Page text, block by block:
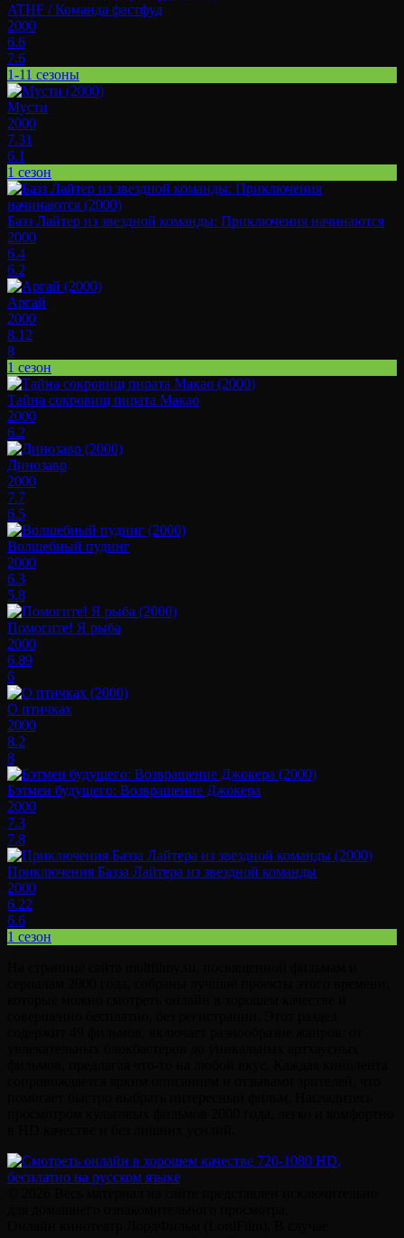
ATHF / Команда фастфуд
2000
6.6
7.6
1-11 сезоны
Мусти
2000
7.31
6.1
1 сезон
Базз Лайтер из звездной команды: Приключения начинаются
2000
6.4
6.2
Аргай
2000
8.12
8
1 сезон
Тайна сокровищ пирата Макао
2000
6.2
Динозавр
2000
7.7
6.5
Волшебный пудинг
2000
6.3
5.8
Помогите! Я рыба
2000
6.89
6
О птичках
2000
8.2
8
Бэтмен будущего: Возвращение Джокера
2000
7.3
7.8
Приключения Базза Лайтера из звездной команды
2000
6.22
6.6
1 сезон